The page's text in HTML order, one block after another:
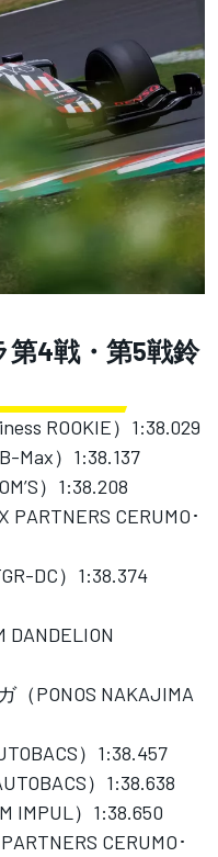
4戦・第5戦鈴
ROOKIE）1:38.029
Max）1:38.137
）1:38.208
CERUMO･
DC）1:38.374
DANDELION
PONOS NAKAJIMA
）1:38.457
）1:38.638
IMPUL）1:38.650
CERUMO･